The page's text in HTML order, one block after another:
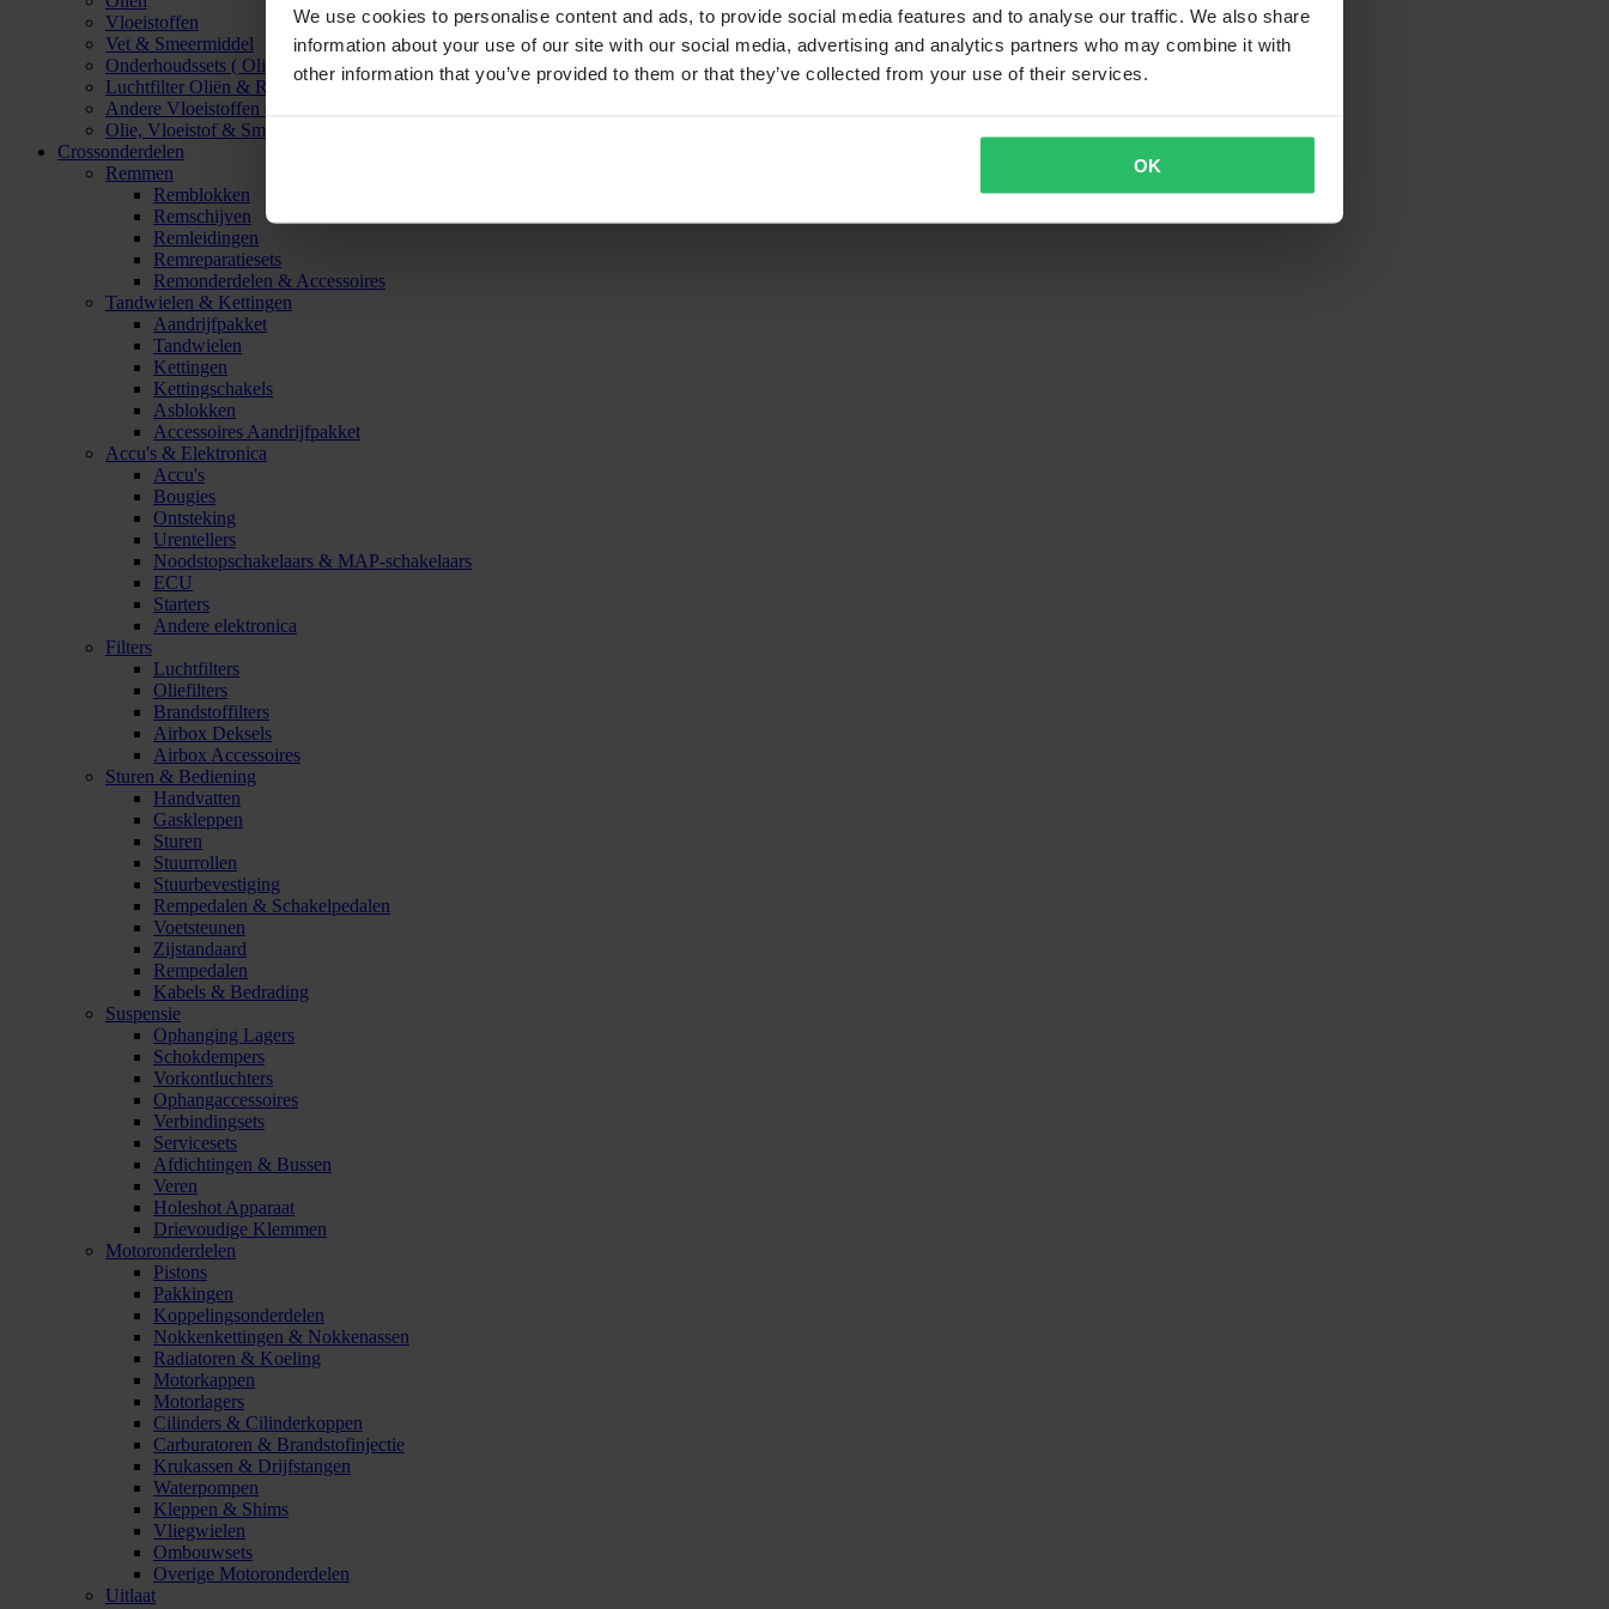
We use cookies to personalise content and ads, to provide social media features and to analyse our traffic. We also share
information about your use of our site with our social media, advertising and analytics partners who may combine it with
other information that you’ve provided to them or that they’ve collected from your use of their services.
OK
Vloeistoffen
Vet & Smeermiddel
Onderhoudssets ( Olie & Filter)
Luchtfilter Oliën & Reinigers
Andere Vloeistoffen & Smeermiddelen
Olie, Vloeistof & Smeermiddel Accessoires
Crossonderdelen
Remmen
Remblokken
Remschijven
Remleidingen
Remreparatiesets
Remonderdelen & Accessoires
Tandwielen & Kettingen
Aandrijfpakket
Tandwielen
Kettingen
Kettingschakels
Asblokken
Accessoires Aandrijfpakket
Accu's & Elektronica
Accu's
Bougies
Ontsteking
Urentellers
Noodstopschakelaars & MAP-schakelaars
ECU
Starters
Andere elektronica
Filters
Luchtfilters
Oliefilters
Brandstoffilters
Airbox Deksels
Airbox Accessoires
Sturen & Bediening
Handvatten
Gaskleppen
Sturen
Stuurrollen
Stuurbevestiging
Rempedalen & Schakelpedalen
Voetsteunen
Zijstandaard
Rempedalen
Kabels & Bedrading
Suspensie
Ophanging Lagers
Schokdempers
Vorkontluchters
Ophangaccessoires
Verbindingsets
Servicesets
Afdichtingen & Bussen
Veren
Holeshot Apparaat
Drievoudige Klemmen
Motoronderdelen
Pistons
Pakkingen
Koppelingsonderdelen
Nokkenkettingen & Nokkenassen
Radiatoren & Koeling
Motorkappen
Motorlagers
Cilinders & Cilinderkoppen
Carburatoren & Brandstofinjectie
Krukassen & Drijfstangen
Waterpompen
Kleppen & Shims
Vliegwielen
Ombouwsets
Overige Motoronderdelen
Uitlaat